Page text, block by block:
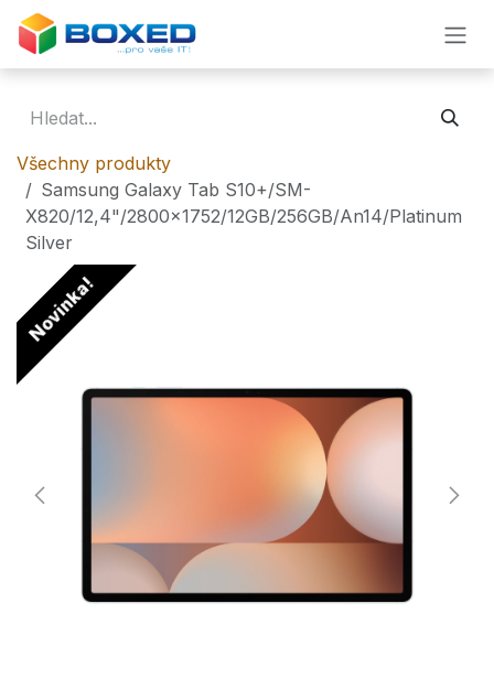
Přejít na obsah
Všechny produkty
Samsung Galaxy Tab S10+/SM-
X820/12,4"/2800x1752/12GB/256GB/An14/Platinum
Silver
Novinka!